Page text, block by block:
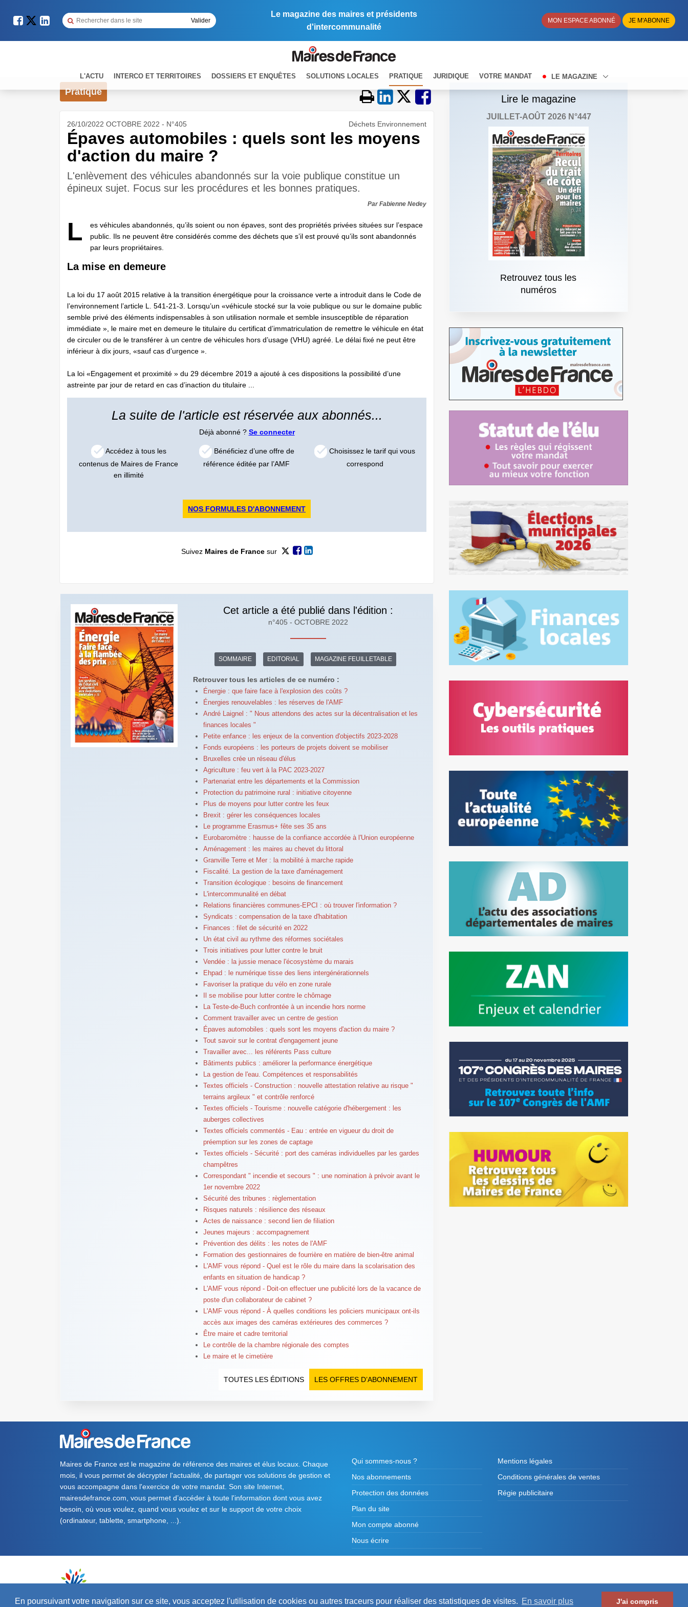
En poursuivant votre navigation sur ce site, vous acceptez l'utilisation de cookies ou autres traceurs pour réaliser des statistiques de visites. En savoir plus J'ai compris
Le magazine des maires et présidents
d'intercommunalité
MON ESPACE ABONNÉ JE M'ABONNE
L'ACTU INTERCO ET TERRITOIRES DOSSIERS ET ENQUÊTES SOLUTIONS LOCALES PRATIQUE JURIDIQUE VOTRE MANDAT LE MAGAZINE
Pratique
26/10/2022 OCTOBRE 2022 - N°405 Déchets Environnement
Épaves automobiles : quels sont les moyens
d'action du maire ?
L'enlèvement des véhicules abandonnés sur la voie publique constitue un
épineux sujet. Focus sur les procédures et les bonnes pratiques.
Par Fabienne Nedey
L
es véhicules abandonnés, qu’ils soient ou non épaves, sont des propriétés privées situées sur l’espace
public. Ils ne peuvent être considérés comme des déchets que s’il est prouvé qu’ils sont abandonnés
par leurs propriétaires.
La mise en demeure
La loi du 17 août 2015 relative à la transition énergétique pour la croissance verte a introduit dans le Code de
l’environnement l’article L. 541-21-3. Lorsqu’un «véhicule stocké sur la voie publique ou sur le domaine public
semble privé des éléments indispensables à son utilisation normale et semble insusceptible de réparation
immédiate », le maire met en demeure le titulaire du certificat d’immatriculation de remettre le véhicule en état
de circuler ou de le transférer à un centre de véhicules hors d’usage (VHU) agréé. Le délai fixé ne peut être
inférieur à dix jours, «sauf cas d’urgence ».
La loi «Engagement et proximité » du 29 décembre 2019 a ajouté à ces dispositions la possibilité d’une
astreinte par jour de retard en cas d’inaction du titulaire ...
La suite de l'article est réservée aux abonnés...
Déjà abonné ? Se connecter
Accédez à tous les
contenus de Maires de France
en illimité
Bénéficiez d’une offre de
référence éditée par l’AMF
Choisissez le tarif qui vous
correspond
NOS FORMULES D'ABONNEMENT
Suivez Maires de Francesur
Cet article a été publié dans l'édition :
n°405 - OCTOBRE 2022
SOMMAIRE EDITORIAL MAGAZINE FEUILLETABLE
Retrouver tous les articles de ce numéro :
Énergie : que faire face à l'explosion des coûts ?
Énergies renouvelables : les réserves de l'AMF
André Laignel : " Nous attendons des actes sur la décentralisation et les
finances locales "
Petite enfance : les enjeux de la convention d'objectifs 2023-2028
Fonds européens : les porteurs de projets doivent se mobiliser
Bruxelles crée un réseau d'élus
Agriculture : feu vert à la PAC 2023-2027
Partenariat entre les départements et la Commission
Protection du patrimoine rural : initiative citoyenne
Plus de moyens pour lutter contre les feux
Brexit : gérer les conséquences locales
Le programme Erasmus+ fête ses 35 ans
Eurobaromètre : hausse de la confiance accordée à l'Union européenne
Aménagement : les maires au chevet du littoral
Granville Terre et Mer : la mobilité à marche rapide
Fiscalité. La gestion de la taxe d'aménagement
Transition écologique : besoins de financement
L'intercommunalité en débat
Relations financières communes-EPCI : où trouver l'information ?
Syndicats : compensation de la taxe d'habitation
Finances : filet de sécurité en 2022
Un état civil au rythme des réformes sociétales
Trois initiatives pour lutter contre le bruit
Vendée : la jussie menace l'écosystème du marais
Ehpad : le numérique tisse des liens intergénérationnels
Favoriser la pratique du vélo en zone rurale
Il se mobilise pour lutter contre le chômage
La Teste-de-Buch confrontée à un incendie hors norme
Comment travailler avec un centre de gestion
Épaves automobiles : quels sont les moyens d'action du maire ?
Tout savoir sur le contrat d'engagement jeune
Travailler avec... les référents Pass culture
Bâtiments publics : améliorer la performance énergétique
La gestion de l'eau. Compétences et responsabilités
Textes officiels - Construction : nouvelle attestation relative au risque "
terrains argileux " et contrôle renforcé
Textes officiels - Tourisme : nouvelle catégorie d'hébergement : les
auberges collectives
Textes officiels commentés - Eau : entrée en vigueur du droit de
préemption sur les zones de captage
Textes officiels - Sécurité : port des caméras individuelles par les gardes
champêtres
Correspondant " incendie et secours " : une nomination à prévoir avant le
1er novembre 2022
Sécurité des tribunes : règlementation
Risques naturels : résilience des réseaux
Actes de naissance : second lien de filiation
Jeunes majeurs : accompagnement
Prévention des délits : les notes de l'AMF
Formation des gestionnaires de fourrière en matière de bien-être animal
L'AMF vous répond - Quel est le rôle du maire dans la scolarisation des
enfants en situation de handicap ?
L'AMF vous répond - Doit-on effectuer une publicité lors de la vacance de
poste d'un collaborateur de cabinet ?
L'AMF vous répond - À quelles conditions les policiers municipaux ont-ils
accès aux images des caméras extérieures des commerces ?
Être maire et cadre territorial
Le contrôle de la chambre régionale des comptes
Le maire et le cimetière
LES OFFRES D’ABONNEMENT
TOUTES LES ÉDITIONS
Lire le magazine
JUILLET-AOÛT 2026 N°447
Retrouvez tous les
numéros
Maires de France est le magazine de référence des maires et élus locaux. Chaque
mois, il vous permet de décrypter l'actualité, de partager vos solutions de gestion et
vous accompagne dans l'exercice de votre mandat. Son site Internet,
mairesdefrance.com, vous permet d’accéder à toute l'information dont vous avez
besoin, où vous voulez, quand vous voulez et sur le support de votre choix
(ordinateur, tablette, smartphone, ...).
Qui sommes-nous ?
Nos abonnements
Protection des données
Plan du site
Mon compte abonné
Nous écrire
Mentions légales
Conditions générales de ventes
Régie publicitaire
Maires de France / Association des Maires de France et des Présidents d'Intercommunalité